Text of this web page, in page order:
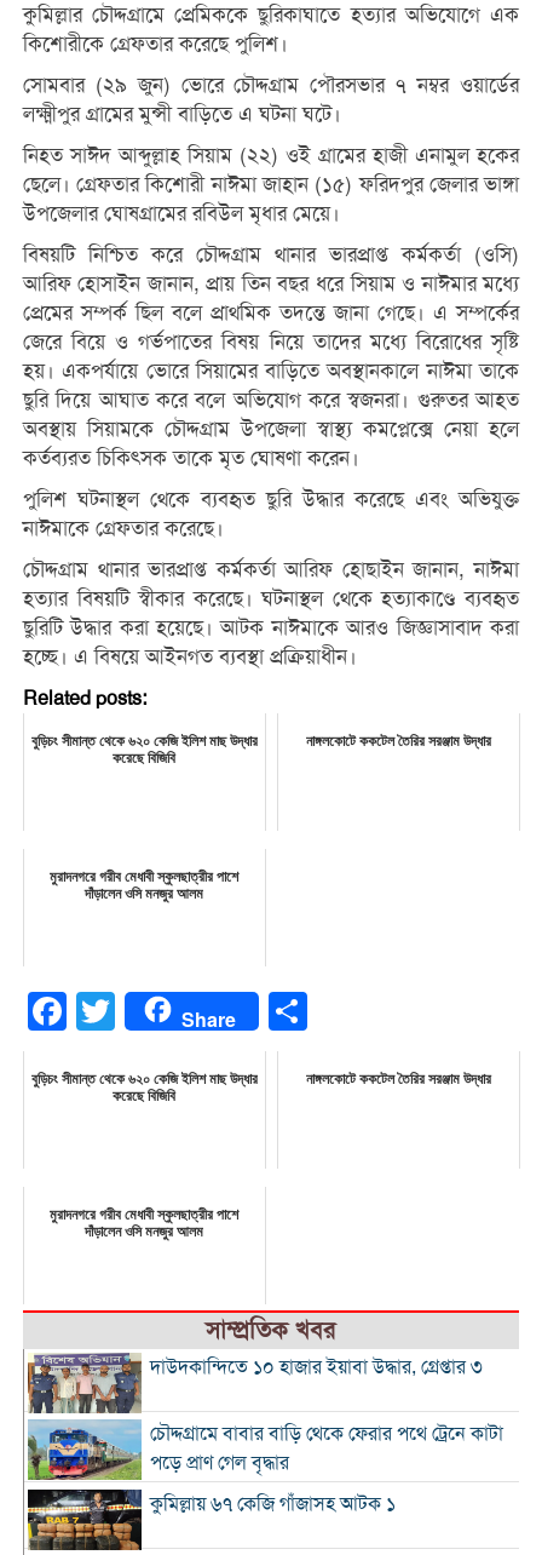
কুমিল্লার চৌদ্দগ্রামে প্রেমিককে ছুরিকাঘাতে হত্যার অভিযোগে এক
কিশোরীকে গ্রেফতার করেছে পুলিশ।
সোমবার (২৯ জুন) ভোরে চৌদ্দগ্রাম পৌরসভার ৭ নম্বর ওয়ার্ডের
লক্ষ্মীপুর গ্রামের মুন্সী বাড়িতে এ ঘটনা ঘটে।
নিহত সাঈদ আব্দুল্লাহ সিয়াম (২২) ওই গ্রামের হাজী এনামুল হকের
ছেলে। গ্রেফতার কিশোরী নাঈমা জাহান (১৫) ফরিদপুর জেলার ভাঙ্গা
উপজেলার ঘোষগ্রামের রবিউল মৃধার মেয়ে।
বিষয়টি নিশ্চিত করে চৌদ্দগ্রাম থানার ভারপ্রাপ্ত কর্মকর্তা (ওসি)
আরিফ হোসাইন জানান, প্রায় তিন বছর ধরে সিয়াম ও নাঈমার মধ্যে
প্রেমের সম্পর্ক ছিল বলে প্রাথমিক তদন্তে জানা গেছে। এ সম্পর্কের
জেরে বিয়ে ও গর্ভপাতের বিষয় নিয়ে তাদের মধ্যে বিরোধের সৃষ্টি
হয়। একপর্যায়ে ভোরে সিয়ামের বাড়িতে অবস্থানকালে নাঈমা তাকে
ছুরি দিয়ে আঘাত করে বলে অভিযোগ করে স্বজনরা। গুরুতর আহত
অবস্থায় সিয়ামকে চৌদ্দগ্রাম উপজেলা স্বাস্থ্য কমপ্লেক্সে নেয়া হলে
কর্তব্যরত চিকিৎসক তাকে মৃত ঘোষণা করেন।
পুলিশ ঘটনাস্থল থেকে ব্যবহৃত ছুরি উদ্ধার করেছে এবং অভিযুক্ত
নাঈমাকে গ্রেফতার করেছে।
চৌদ্দগ্রাম থানার ভারপ্রাপ্ত কর্মকর্তা আরিফ হোছাইন জানান, নাঈমা
হত্যার বিষয়টি স্বীকার করেছে। ঘটনাস্থল থেকে হত্যাকাণ্ডে ব্যবহৃত
ছুরিটি উদ্ধার করা হয়েছে। আটক নাঈমাকে আরও জিজ্ঞাসাবাদ করা
হচ্ছে। এ বিষয়ে আইনগত ব্যবস্থা প্রক্রিয়াধীন।
Related posts:
বুড়িচং সীমান্ত থেকে ৬২০ কেজি ইলিশ মাছ উদ্ধার
করেছে বিজিবি
নাঙ্গলকোটে ককটেল তৈরির সরঞ্জাম উদ্ধার
মুরাদনগরে গরীব মেধাবী স্কুলছাত্রীর পাশে
দাঁড়ালেন ওসি মনজুর আলম
Facebook
Twitter Share
বুড়িচং সীমান্ত থেকে ৬২০ কেজি ইলিশ মাছ উদ্ধার
করেছে বিজিবি
নাঙ্গলকোটে ককটেল তৈরির সরঞ্জাম উদ্ধার
মুরাদনগরে গরীব মেধাবী স্কুলছাত্রীর পাশে
দাঁড়ালেন ওসি মনজুর আলম
সাম্প্রতিক খবর
দাউদকান্দিতে ১০ হাজার ইয়াবা উদ্ধার, গ্রেপ্তার ৩
চৌদ্দগ্রামে বাবার বাড়ি থেকে ফেরার পথে ট্রেনে কাটা
পড়ে প্রাণ গেল বৃদ্ধার
কুমিল্লায় ৬৭ কেজি গাঁজাসহ আটক ১